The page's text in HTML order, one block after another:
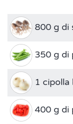
800 g di
350 g di
1 cipolla
400 g di